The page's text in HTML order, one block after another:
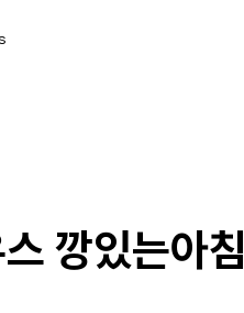
깡있는아침